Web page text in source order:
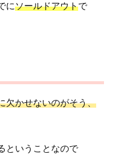
にソールドアウトで
欠かせないのがそう、
ということなので